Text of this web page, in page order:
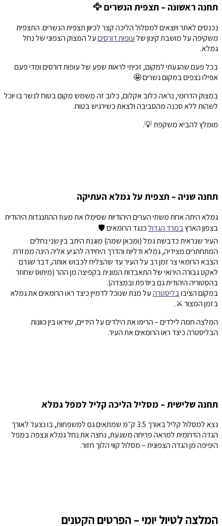
תחנה ראשונה – תצפית הנשרים 🦅
נכנסים לאתר ויוצאים למסלול הליכה קצר לכיוון תצפית הנשרים. התצפית
משקיפה על מושבת קינון שלעופות דורסיםעל המצוק הצפוני של נחל
גמלא.
בכל פעם שהגעתי למקום, זכיתי לראות שפע של עופות דורסים ומדי פעם
אפילו נצפים במקום נשרים 🤩
במצוק הדרומי, נראה כלוב אקלום, כלוב זה משמש מקום בטוח לנשר בו יוכל
לשהות ללא סכנה מהסביבה ולצאת כשירגיש בטוח.
מומלץ להביא משקפת 💡.
תחנה שניה – תצפית על גמלא העתיקה
גמלא היתה אחת משתי הערים היהודיות שסימלו את מעוז ההתנגדות היהודית
בצפון הארץבמרד הגדולכנגד הרומאים 🛡.
העיר שנראית כדבשת גמל (ומכאן שמה) מוגנת היתב בין שני נחלים
המתחתרים מצידיה, גמלא ודליות והדרך היחידה להגיע אליה הינה ממזרח.
הצבא הרומאי צר זמן רב על העיר עד שהצליח לכבוש אותה, דבר שגרם
לאקט גבורה הירואי של התאבדות המונית בקפיצה מן ההר (מיתוס שחוזר
בהסטוריה היהודית גם ביודפת ובמצדה).
במקום הציבובליסטרהעל מנת שנוכל לדמיין כיצד ראו הרומאים את גמלא
בזמן המצור ⚔️.
המלצה חמה לילדים – הרימו את הילדים על הידיים, שיראו בין כוונות
הבליסטרה כיצד ראו הרומאים את העיר.
תחנה שלישית – מסליל הליכה קליל למפל גמלא
נצא למסלול קליל באורך 3.5 ק״מ שמתאים גם למשפחות, בו נצעד לאורך
הגדה הדרומית למראה פריחה משגעת, נחצה את נחל גמלא ונצפה במפל
היפיפה מן הגדה הצפונית – מסלול קווי הלוך חזור.
המלצה לטיול יומי – הפרטים הקטנים